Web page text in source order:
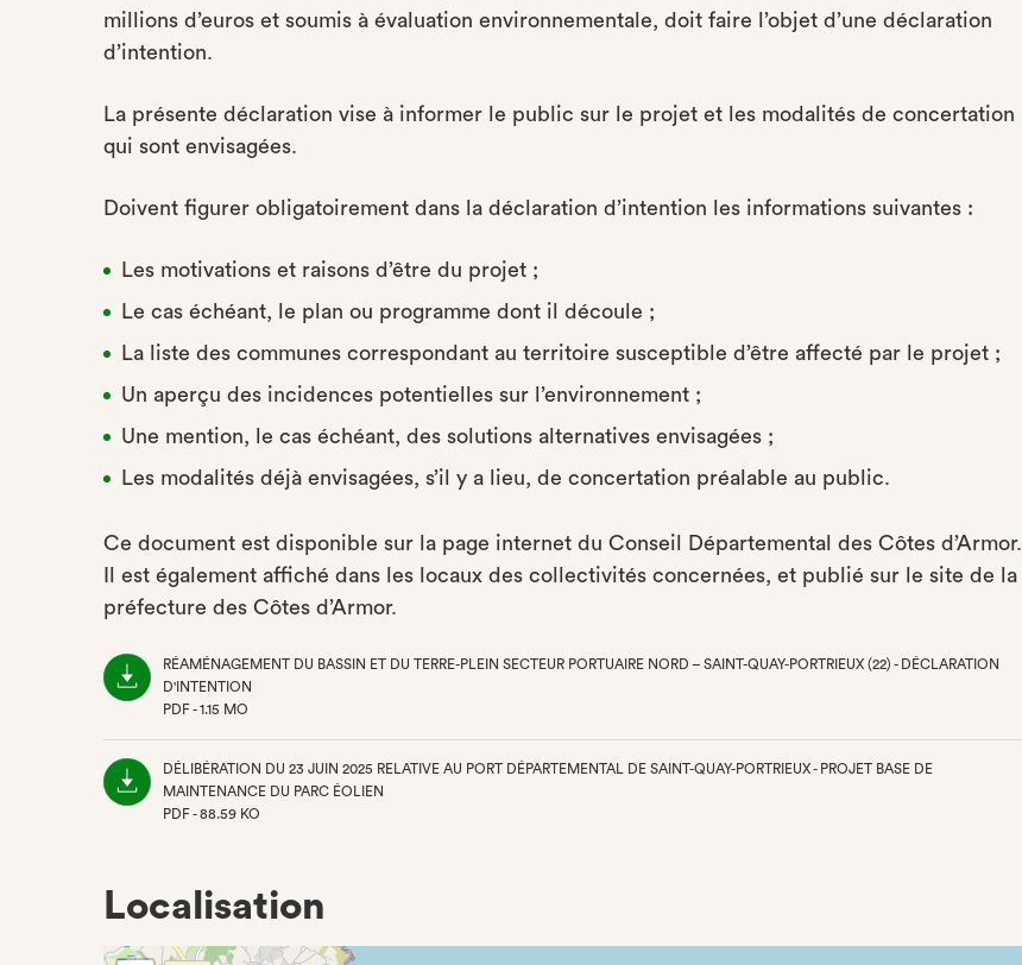
millions d’euros et soumis à évaluation environnementale, doit faire l’objet d’une déclaration
d’intention.
La présente déclaration vise à informer le public sur le projet et les modalités de concertation
qui sont envisagées.
Doivent figurer obligatoirement dans la déclaration d’intention les informations suivantes :
Les motivations et raisons d’être du projet ;
Le cas échéant, le plan ou programme dont il découle ;
La liste des communes correspondant au territoire susceptible d’être affecté par le projet ;
Un aperçu des incidences potentielles sur l’environnement ;
Une mention, le cas échéant, des solutions alternatives envisagées ;
Les modalités déjà envisagées, s’il y a lieu, de concertation préalable au public.
Ce document est disponible sur la page internet du Conseil Départemental des Côtes d’Armor.
Il est également affiché dans les locaux des collectivités concernées, et publié sur le site de la
préfecture des Côtes d’Armor.
RÉAMÉNAGEMENT DU BASSIN ET DU TERRE-PLEIN SECTEUR PORTUAIRE NORD – SAINT-QUAY-PORTRIEUX (22) - DÉCLARATION
D'INTENTION
PDF - 1.15 MO
DÉLIBÉRATION DU 23 JUIN 2025 RELATIVE AU PORT DÉPARTEMENTAL DE SAINT-QUAY-PORTRIEUX - PROJET BASE DE
MAINTENANCE DU PARC ÉOLIEN
PDF - 88.59 KO
Localisation